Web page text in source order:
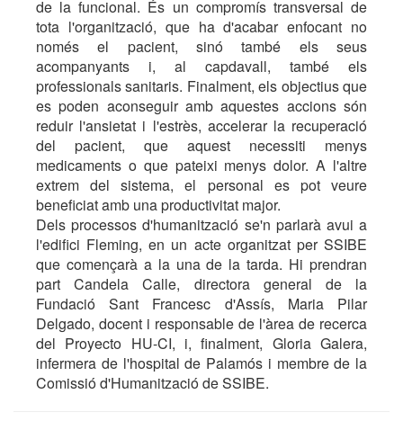
de la funcional. És un compromís transversal de
tota l'organització, que ha d'acabar enfocant no
només el pacient, sinó també els seus
acompanyants i, al capdavall, també els
professionals sanitaris. Finalment, els objectius que
es poden aconseguir amb aquestes accions són
reduir l'ansietat i l'estrès, accelerar la recuperació
del pacient, que aquest necessiti menys
medicaments o que pateixi menys dolor. A l'altre
extrem del sistema, el personal es pot veure
beneficiat amb una productivitat major.
Dels processos d'humanització se'n parlarà avui a
l'edifici Fleming, en un acte organitzat per SSIBE
que començarà a la una de la tarda. Hi prendran
part Candela Calle, directora general de la
Fundació Sant Francesc d'Assís, Maria Pilar
Delgado, docent i responsable de l'àrea de recerca
del Proyecto HU-CI, i, finalment, Gloria Galera,
infermera de l'hospital de Palamós i membre de la
Comissió d'Humanització de SSIBE.